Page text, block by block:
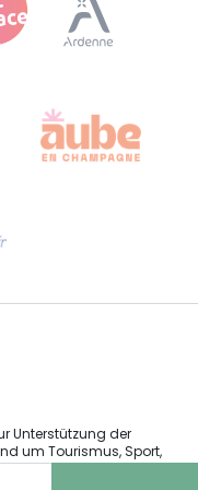
Mail an
Unterstützung der
um Tourismus, Sport,
Grand Est wurde im